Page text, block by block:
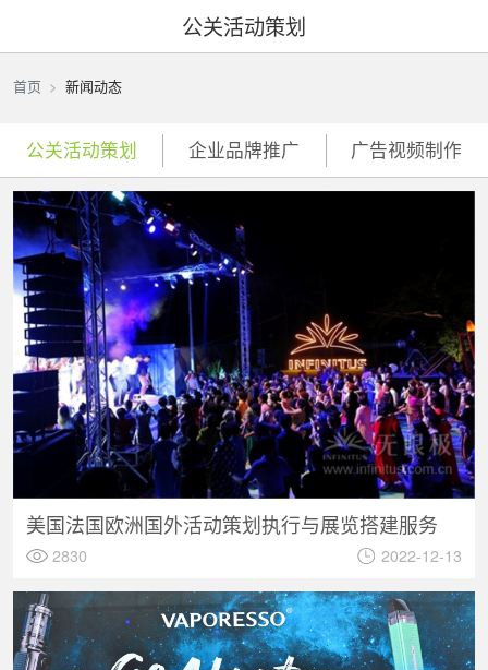
公关活动策划
首页 新闻动态
公关活动策划 企业品牌推广 广告视频制作
美国法国欧洲国外活动策划执行与展览搭建服务
2830 2022-12-13